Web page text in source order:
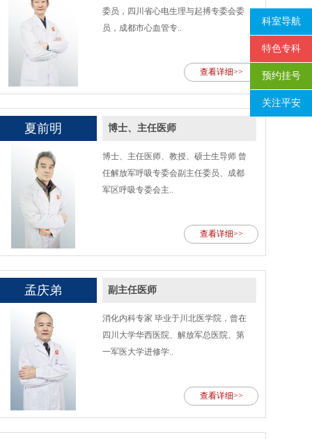
委员，四川省心电生理与起搏专委会委
员，成都市心血管专..
查看详细>>
夏前明 博士、主任医师
博士、主任医师、教授、硕士生导师 曾
任解放军呼吸专委会副主任委员、成都
军区呼吸专委会主..
查看详细>>
孟庆弟 副主任医师
消化内科专家 毕业于川北医学院，曾在
四川大学华西医院、解放军总医院、第
一军医大学进修学..
查看详细>>
科室导航
特色专科
预约挂号
关注平安